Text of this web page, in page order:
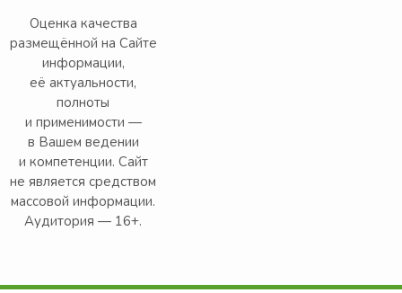
Оценка качества
размещённой на Сайте
информации,
её актуальности,
полноты
и применимости —
в Вашем ведении
и компетенции. Сайт
не является средством
массовой информации.
Аудитория — 16+.